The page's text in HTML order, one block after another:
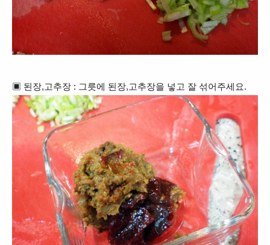
▣ 된장,고추장 : 그릇에 된장,고추장을 넣고 잘 섞어주세요.